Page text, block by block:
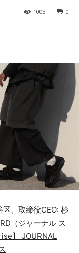
0
1003
、取締役CEO: 杉
（ジャーナル ス
】 JOURNAL